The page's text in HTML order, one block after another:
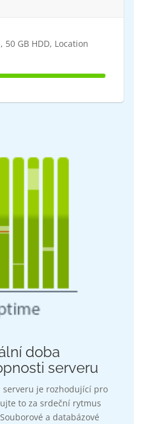
50 GB HDD, Location
doba
serveru
serveru je rozhodující pro
to za srdeční rytmus
a databázové